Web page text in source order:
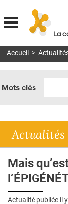
La
MON COMPTE
DOSSIERS
RÉSEAUX
E-REVUE SAD
Accueil >
Mots clés
Actualités
Mais
Actualité publiée il